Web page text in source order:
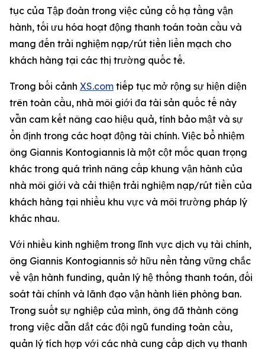
tục của Tập đoàn trong việc củng cố hạ tầng vận
hành, tối ưu hóa hoạt động thanh toán toàn cầu và
mang đến trải nghiệm nạp/rút tiền liền mạch cho
khách hàng tại các thị trường quốc tế.
Trong bối cảnh XS.com tiếp tục mở rộng sự hiện diện
trên toàn cầu, nhà môi giới đa tài sản quốc tế này
vẫn cam kết nâng cao hiệu quả, tính bảo mật và sự
ổn định trong các hoạt động tài chính. Việc bổ nhiệm
ông Giannis Kontogiannis là một cột mốc quan trọng
khác trong quá trình nâng cấp khung vận hành của
nhà môi giới và cải thiện trải nghiệm nạp/rút tiền của
khách hàng tại nhiều khu vực và môi trường pháp lý
khác nhau.
Với nhiều kinh nghiệm trong lĩnh vực dịch vụ tài chính,
ông Giannis Kontogiannis sở hữu nền tảng vững chắc
về vận hành funding, quản lý hệ thống thanh toán, đối
soát tài chính và lãnh đạo vận hành liên phòng ban.
Trong suốt sự nghiệp của mình, ông đã thành công
trong việc dẫn dắt các đội ngũ funding toàn cầu,
quản lý tích hợp với các nhà cung cấp dịch vụ thanh